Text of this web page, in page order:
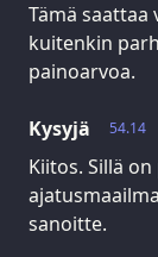
Tämä
kuitenkin
painoarvoa.
54.14
Kysyjä
Kiitos. Sillä
sanoitte.